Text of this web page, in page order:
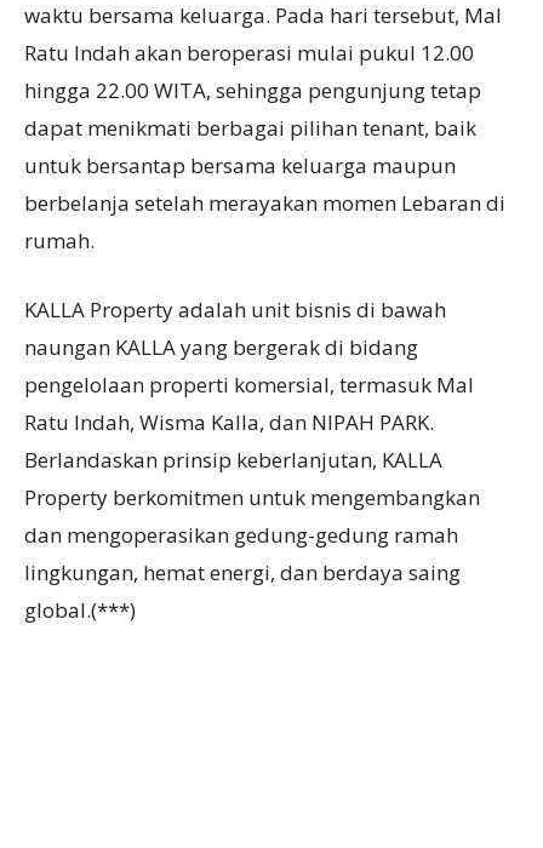
waktu bersama keluarga. Pada hari tersebut, Mal
Ratu Indah akan beroperasi mulai pukul 12.00
hingga 22.00 WITA, sehingga pengunjung tetap
dapat menikmati berbagai pilihan tenant, baik
untuk bersantap bersama keluarga maupun
berbelanja setelah merayakan momen Lebaran di
rumah.
KALLA Property adalah unit bisnis di bawah
naungan KALLA yang bergerak di bidang
pengelolaan properti komersial, termasuk Mal
Ratu Indah, Wisma Kalla, dan NIPAH PARK.
Berlandaskan prinsip keberlanjutan, KALLA
Property berkomitmen untuk mengembangkan
dan mengoperasikan gedung-gedung ramah
lingkungan, hemat energi, dan berdaya saing
global.(***)